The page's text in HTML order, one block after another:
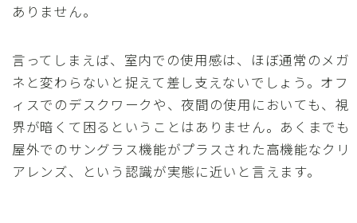
ありません。
言ってしまえば、室内での使用感は、ほぼ通常のメガ
ネと変わらないと捉えて差し支えないでしょう。オフ
ィスでのデスクワークや、夜間の使用においても、視
界が暗くて困るということはありません。あくまでも
屋外でのサングラス機能がプラスされた高機能なクリ
アレンズ、という認識が実態に近いと言えます。